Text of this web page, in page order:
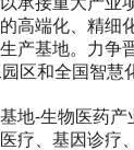
高端化、精细
产基地。力争
区和全国智慧
地-生物医药产
疗、基因诊疗